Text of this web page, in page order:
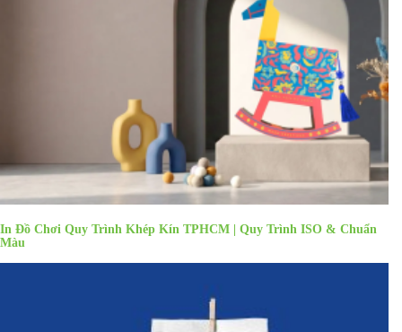
In Đồ Chơi Quy Trình Khép Kín TPHCM | Quy Trình ISO & Chuẩn
Màu